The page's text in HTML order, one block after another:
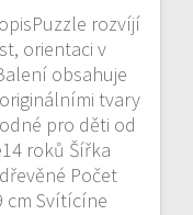
rozvíjí
orientaci v
obsahuje
tvary
pro děti od
roků Šířka
Počet
cm Svítícíne